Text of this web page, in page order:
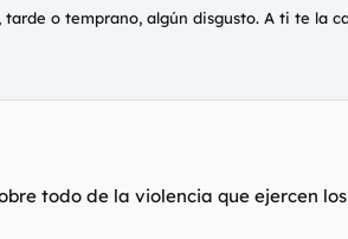
o temprano, algún disgusto. A ti te la
todo de la violencia que ejercen